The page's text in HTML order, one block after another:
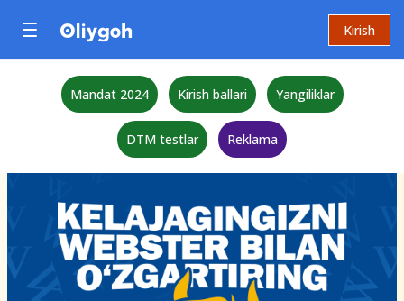
Kirish
Mandat 2024 Kirish ballari Yangiliklar
DTM testlar Reklama